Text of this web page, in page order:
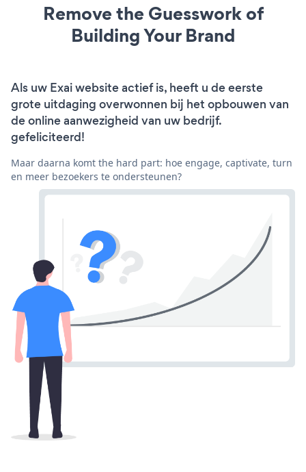
Remove the Guesswork of
Building Your Brand
Als uw Exai website actief is, heeft u de eerste
grote uitdaging overwonnen bij het opbouwen van
de online aanwezigheid van uw bedrijf.
gefeliciteerd!
Maar daarna komt the hard part: hoe engage, captivate, turn
en meer bezoekers te ondersteunen?